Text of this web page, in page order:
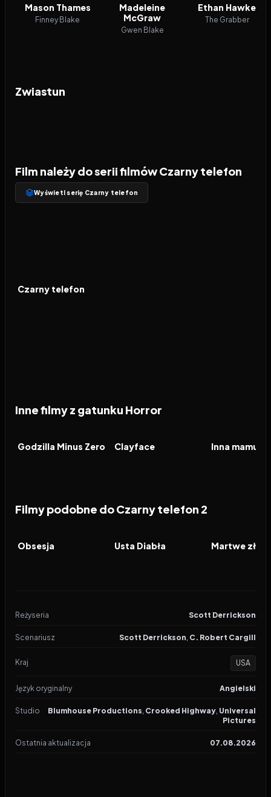
Mason Thames
Finney Blake
Madeleine
McGraw
Gwen Blake
Ethan Hawke
The Grabber
Zwiastun
Film należy do serii filmów Czarny telefon
Wyświetl serię Czarny telefon
FILM
Czarny telefon
Inne filmy z gatunku Horror
FILM
Godzilla Minus Zero FILM
Clayface FILM
Inna mamusia
Filmy podobne do Czarny telefon 2
FILM
Obsesja FILM
Usta Diabła FILM
Martwe zło:
Reżyseria Scott Derrickson
Scenariusz Scott Derrickson, C. Robert Cargill
Kraj USA
Język oryginalny Angielski
Studio Blumhouse Productions, Crooked Highway, Universal
Pictures
Ostatnia aktualizacja 07.08.2026